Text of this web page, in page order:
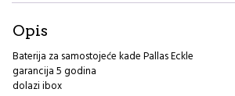
Opis
Baterija za samostojeće kade Pallas Eckle
garancija 5 godina
dolazi ibox